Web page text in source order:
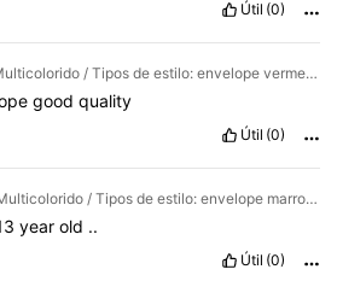
Útil (0)
Cor: Multicolorido / Tipos de estilo: envelope vermelho / Tamanho: (12x17cm)/(4,72x6,7 pol.)
good quality
Útil (0)
Cor: Multicolorido / Tipos de estilo: envelope marrom / Tamanho: (12x17cm)/(4,72x6,7 pol.)
year old ..
Útil (0)